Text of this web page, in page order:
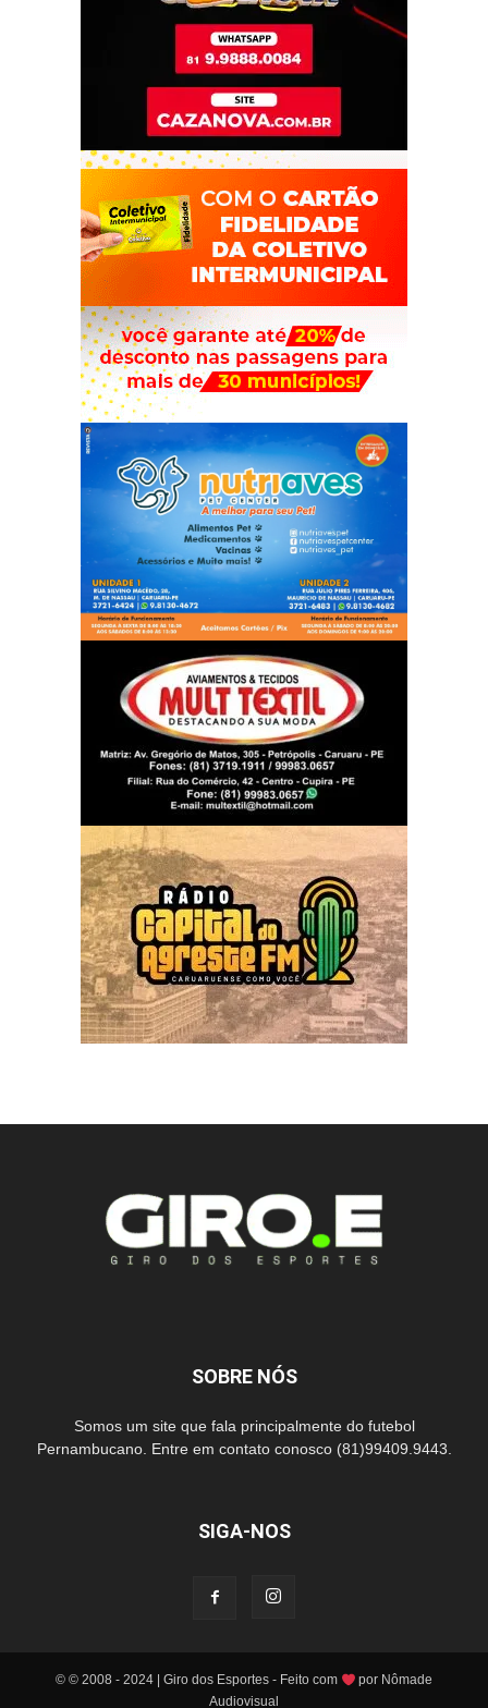
SOBRE NÓS
Somos um site que fala principalmente do futebol
Pernambucano. Entre em contato conosco (81)99409.9443.
SIGA-NOS
© © 2008 - 2024 | Giro dos Esportes - Feito com
por Nômade
Audiovisual